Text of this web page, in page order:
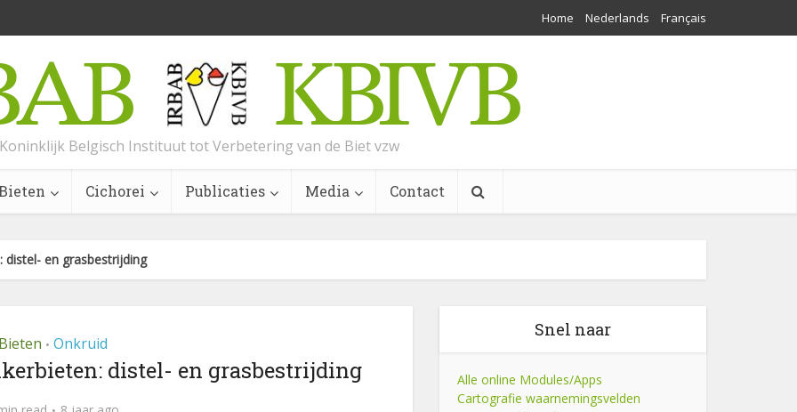
Home Nederlands Français
Koninklijk Belgisch Instituut tot Verbetering van de Biet vzw
Cichorei Publicaties Media Contact
distel- en grasbestrijding
Bieten • Onkruid
distel- en grasbestrijding
Snel naar
Alle online Modules/Apps
Cartografie waarnemingsvelden